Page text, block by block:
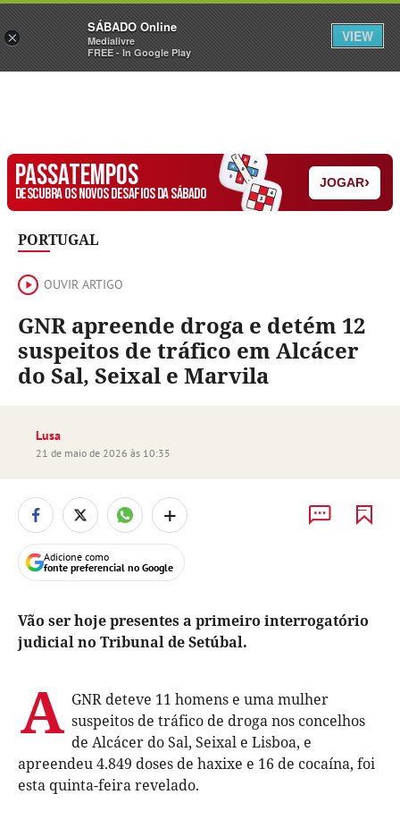
Sábado Assine Iniciar Sessão
PASSATEMPOS
DESCUBRA OS NOVOS DESAFIOS DA SÁBADO
JOGAR›
PORTUGAL
OUVIR ARTIGO
GNR apreende droga e detém 12
suspeitos de tráfico em Alcácer
do Sal, Seixal e Marvila
Lusa
21 de maio de 2026 às 10:35
+
Adicione como
fonte preferencial no Google
Vão ser hoje presentes a primeiro interrogatório
judicial no Tribunal de Setúbal.
A GNR deteve 11 homens e uma mulher
suspeitos de tráfico de droga nos concelhos
de Alcácer do Sal, Seixal e Lisboa, e
apreendeu 4.849 doses de haxixe e 16 de cocaína, foi
esta quinta-feira revelado.
×
SÁBADO Online
Medialivre
FREE - In Google Play
VIEW